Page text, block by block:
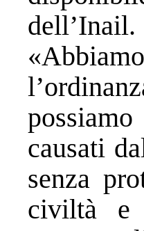
dell’Inail.
causati
senza
civiltà e